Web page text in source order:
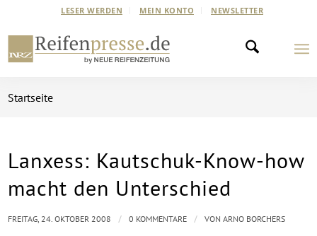
LESER WERDEN MEIN KONTO NEWSLETTER
Startseite
Lanxess: Kautschuk-Know-how
macht den Unterschied
FREITAG, 24. OKTOBER 2008 / 0 KOMMENTARE / VONARNO BORCHERS